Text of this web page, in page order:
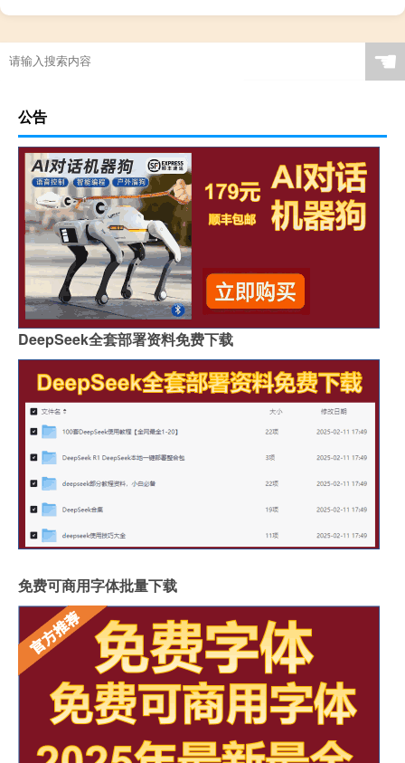
☚
公告
DeepSeek全套部署资料免费下载
免费可商用字体批量下载